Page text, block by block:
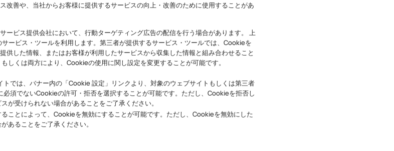
改善や、当社からお客様に提供するサービスの向上・改善のために使用することがあ
ービス提供会社において、行動ターゲティング広告の配信を行う場合があります。 上
ービス・ツールを利用します。第三者が提供するサービス・ツールでは、Cookieを
供した情報、またはお客様が利用したサービスから収集した情報と組み合わせること
しくは両方により、Cookieの使用に関し設定を変更することが可能です。
では、バナー内の「Cookie 設定」リンクより、対象のウェブサイトもしくは第三者
須でないCookieの許可・拒否を選択することが可能です。ただし、Cookieを拒否し
が受けられない場合があることをご了承ください。
ことによって、Cookieを無効にすることが可能です。ただし、Cookieを無効にした
あることをご了承ください。